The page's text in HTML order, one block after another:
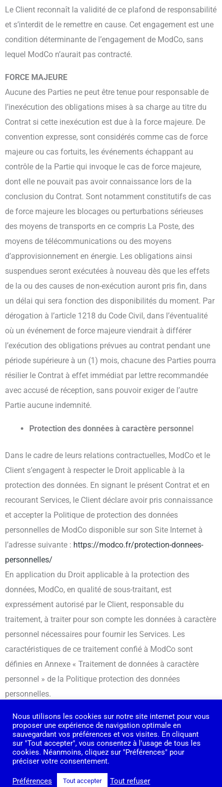
Le Client reconnaît la validité de ce plafond de responsabilité
et s’interdit de le remettre en cause. Cet engagement est une
condition déterminante de l’engagement de ModCo, sans
lequel ModCo n’aurait pas contracté.
FORCE MAJEURE
Aucune des Parties ne peut être tenue pour responsable de
l’inexécution des obligations mises à sa charge au titre du
Contrat si cette inexécution est due à la force majeure. De
convention expresse, sont considérés comme cas de force
majeure ou cas fortuits, les événements échappant au
contrôle de la Partie qui invoque le cas de force majeure,
dont elle ne pouvait pas avoir connaissance lors de la
conclusion du Contrat. Sont notamment constitutifs de cas
de force majeure les blocages ou perturbations sérieuses
des moyens de transports en ce compris La Poste, des
moyens de télécommunications ou des moyens
d’approvisionnement en énergie. Les obligations ainsi
suspendues seront exécutées à nouveau dès que les effets
de la ou des causes de non-exécution auront pris fin, dans
un délai qui sera fonction des disponibilités du moment. Par
dérogation à l’article 1218 du Code Civil, dans l’éventualité
où un événement de force majeure viendrait à différer
l’exécution des obligations prévues au contrat pendant une
période supérieure à un (1) mois, chacune des Parties pourra
résilier le Contrat à effet immédiat par lettre recommandée
avec accusé de réception, sans pouvoir exiger de l’autre
Partie aucune indemnité.
Protection des données à caractère personnel
Dans le cadre de leurs relations contractuelles, ModCo et le
Client s’engagent à respecter le Droit applicable à la
protection des données. En signant le présent Contrat et en
recourant Services, le Client déclare avoir pris connaissance
et accepter la Politique de protection des données
personnelles de ModCo disponible sur son Site Internet à
l’adresse suivante : https://modco.fr/protection-donnees-
personnelles/
En application du Droit applicable à la protection des
données, ModCo, en qualité de sous-traitant, est
expressément autorisé par le Client, responsable du
traitement, à traiter pour son compte les données à caractère
personnel nécessaires pour fournir les Services. Les
caractéristiques de ce traitement confié à ModCo sont
définies en Annexe « Traitement de données à caractère
personnel » de la Politique protection des données
personnelles.
caractère personnel » précitée, le Client autorise ModCo :
à réaliser des traitements statistiques des Données ;
à utiliser une copie anonymisée des Données à des
fins de tests ou de développements dans le cadre de
Nous utilisons les cookies sur notre site internet pour vous
proposer une expérience de navigation optimale en
sauvegardant vos préférences et vos visites. En cliquant
sur "Tout accepter", vous consentez à l'usage de tous les
cookies. Néanmoins, cliquez sur "Préférences" pour
préciser votre consentement.
Préférences Tout accepter Tout refuser